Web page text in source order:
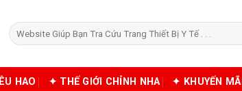
Tìm
kiếm:
HAO ✦ THẾ GIỚI CHỈNH NHA ✦ KHUYẾN MÃI